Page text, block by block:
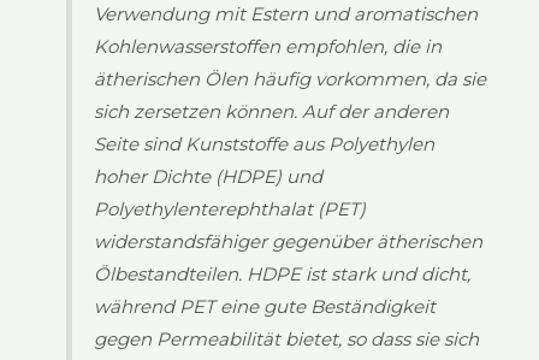
Verwendung mit Estern und aromatischen
Kohlenwasserstoffen empfohlen, die in
ätherischen Ölen häufig vorkommen, da sie
sich zersetzen können. Auf der anderen
Seite sind Kunststoffe aus Polyethylen
hoher Dichte (HDPE) und
Polyethylenterephthalat (PET)
widerstandsfähiger gegenüber ätherischen
Ölbestandteilen. HDPE ist stark und dicht,
während PET eine gute Beständigkeit
gegen Permeabilität bietet, so dass sie sich